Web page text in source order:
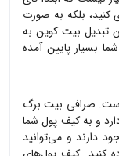
کنید، بلکه به صورت
تبدیل بیت کوین به
بسیار پایین آمده
صرافی بیت برگ
و به کیف پول شما
دارند و می‌توانید